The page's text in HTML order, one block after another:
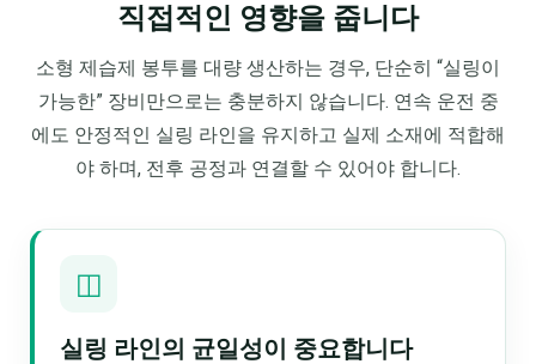
직접적인 영향을 줍니다
소형 제습제 봉투를 대량 생산하는 경우, 단순히 “실링이
가능한” 장비만으로는 충분하지 않습니다. 연속 운전 중
에도 안정적인 실링 라인을 유지하고 실제 소재에 적합해
야 하며, 전후 공정과 연결할 수 있어야 합니다.
◫
실링 라인의 균일성이 중요합니다